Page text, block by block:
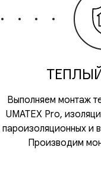
Выполняем монтаж
UMATEX Pro,
пароизоляционных и
Производим